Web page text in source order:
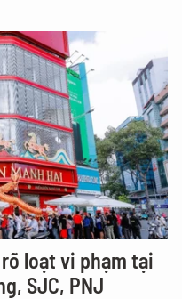
loạt vi phạm tại
SJC, PNJ